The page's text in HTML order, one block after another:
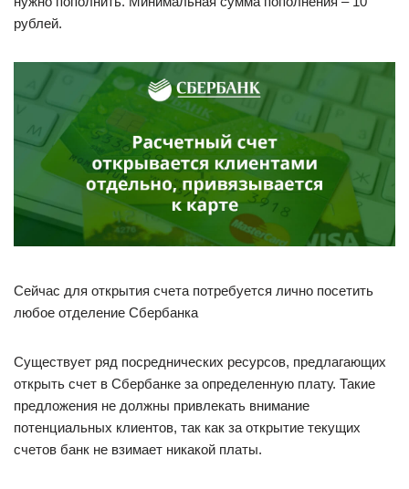
рублей.
Сейчас для открытия счета потребуется лично посетить
любое отделение Сбербанка
Существует ряд посреднических ресурсов, предлагающих
открыть счет в Сбербанке за определенную плату. Такие
предложения не должны привлекать внимание
потенциальных клиентов, так как за открытие текущих
счетов банк не взимает никакой платы.